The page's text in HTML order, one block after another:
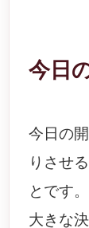
今日
今日の
りさせ
とです。
大きな